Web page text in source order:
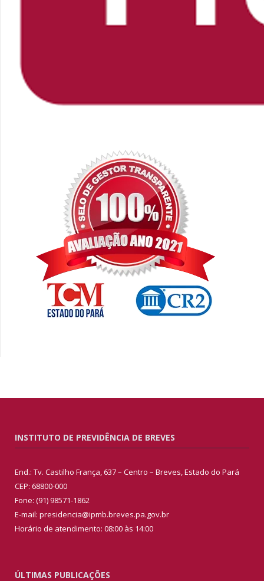
INSTITUTO DE PREVIDÊNCIA DE BREVES
End.: Tv. Castilho França, 637 – Centro – Breves, Estado do Pará
CEP: 68800-000
Fone: (91) 98571-1862
E-mail: presidencia@ipmb.breves.pa.gov.br
Horário de atendimento: 08:00 às 14:00
ÚLTIMAS PUBLICAÇÕES